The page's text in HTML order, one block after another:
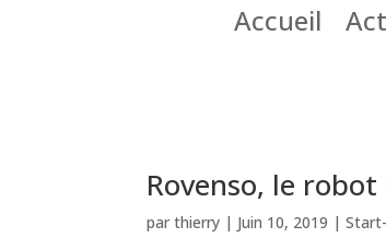
Accueil
Rovenso, le
parthierry | Juin 10, 2019 |